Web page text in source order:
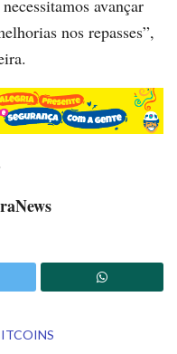
avançar
nos repasses”,